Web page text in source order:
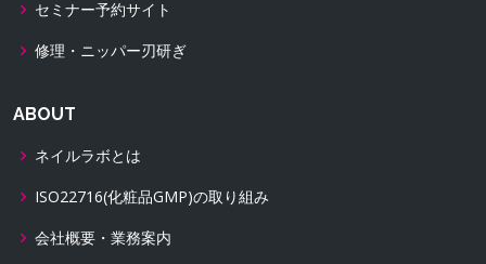
セミナー予約サイト
修理・ニッパー刃研ぎ
ABOUT
ネイルラボとは
ISO22716(化粧品GMP)の取り組み
会社概要・業務案内